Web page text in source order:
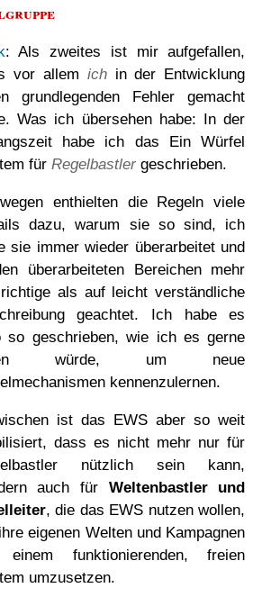
: Als zweites ist mir aufgefallen,
vor allem ichin der Entwicklung
grundlegenden Fehler gemacht
Was ich übersehen habe: In der
habe ich das Ein Würfel
für Regelbastlergeschrieben.
enthielten die Regeln viele
dazu, warum sie so sind, ich
sie immer wieder überarbeitet und
überarbeiteten Bereichen mehr
als auf leicht verständliche
geachtet. Ich habe es
so geschrieben, wie ich es gerne
würde, um neue
kennenzulernen.
ist das EWS aber so weit
dass es nicht mehr nur für
nützlich sein kann,
auch für Weltenbastler und
, die das EWS nutzen wollen,
eigenen Welten und Kampagnen
funktionierenden, freien
umzusetzen.
Ta-
von
du
neu
in